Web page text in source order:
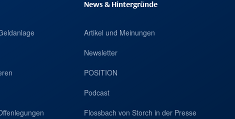
News & Hintergründe
Artikel und Meinungen
Newsletter
POSITION
Podcast
Flossbach von Storch in der Presse